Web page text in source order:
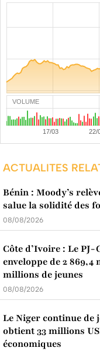
VOLUME
ACTUALITES
Bénin : Moody’s
salue la solidité des
08/08/2026
Côte d’Ivoire : Le PJ-
enveloppe de 2
millions de jeunes
08/08/2026
Le Niger continue de
obtient 33 millions
économiques